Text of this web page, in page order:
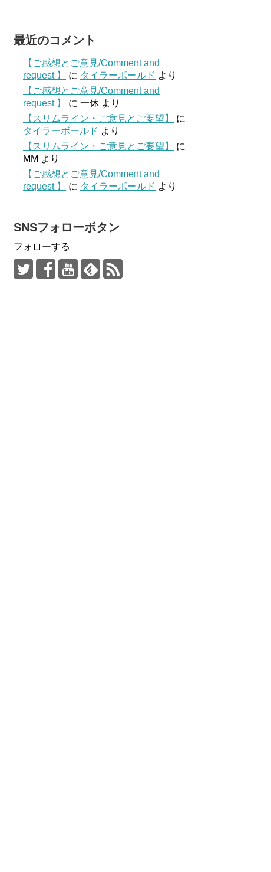
最近のコメント
【ご感想とご意見/Comment and
request 】
に タイラーボールド より
【ご感想とご意見/Comment and
request 】
に 一休 より
【スリムライン・ご意見とご要望】
に
タイラーボールド より
【スリムライン・ご意見とご要望】
に
MM より
【ご感想とご意見/Comment and
request 】
に タイラーボールド より
SNSフォローボタン
フォローする